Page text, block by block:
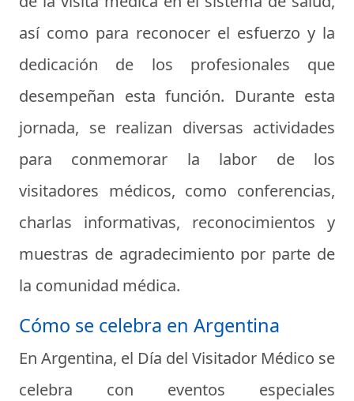
así como para reconocer el esfuerzo y la
dedicación de los profesionales que
desempeñan esta función. Durante esta
jornada, se realizan diversas actividades
para conmemorar la labor de los
visitadores médicos, como conferencias,
charlas informativas, reconocimientos y
muestras de agradecimiento por parte de
la comunidad médica.
Cómo se celebra en Argentina
En Argentina, el Día del Visitador Médico se
celebra con eventos especiales